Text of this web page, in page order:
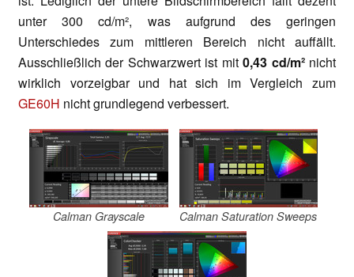
unter 300 cd/m², was aufgrund des geringen
Unterschiedes zum mittleren Bereich nicht auffällt.
Ausschließlich der Schwarzwert ist mit0,43 cd/m²nicht
wirklich vorzeigbar und hat sich im Vergleich zum
GE60H nicht grundlegend verbessert.
Calman Grayscale Calman Saturation Sweeps